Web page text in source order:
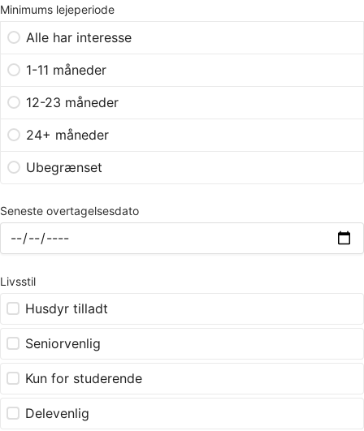
Minimums lejeperiode
Alle har interesse
1-11 måneder
12-23 måneder
24+ måneder
Ubegrænset
Seneste overtagelsesdato
Livsstil
Husdyr tilladt
Seniorvenlig
Kun for studerende
Delevenlig